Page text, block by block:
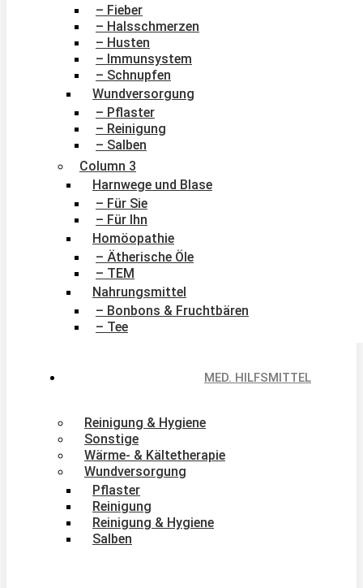
– Fieber
– Halsschmerzen
– Husten
– Immunsystem
– Schnupfen
Wundversorgung
– Pflaster
– Reinigung
– Salben
Column 3
Harnwege und Blase
– Für Sie
– Für Ihn
Homöopathie
– Ätherische Öle
– TEM
Nahrungsmittel
– Bonbons & Fruchtbären
– Tee
MED. HILFSMITTEL
Reinigung & Hygiene
Sonstige
Wärme- & Kältetherapie
Wundversorgung
Pflaster
Reinigung
Reinigung & Hygiene
Salben